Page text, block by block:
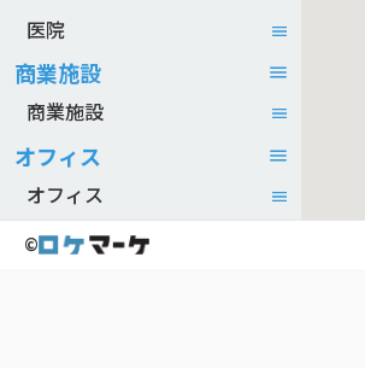
医院
商業施設
商業施設
オフィス
オフィス
©